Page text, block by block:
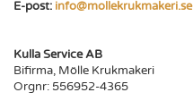
E-post: info@mollekrukmakeri.se
Kulla Service AB
Bifirma, Mölle Krukmakeri
Orgnr: 556952-4365